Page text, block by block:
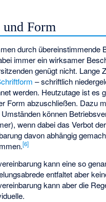
und Form
durch
immer ein wirksamer
genügt nicht.
– schriftlich
werden. Heutzutage ist es
Form abzuschließen. Dazu
können
wenn dabei das Verbot
davon abhängig
[6]
kann eine so
entfaltet aber
kann aber die